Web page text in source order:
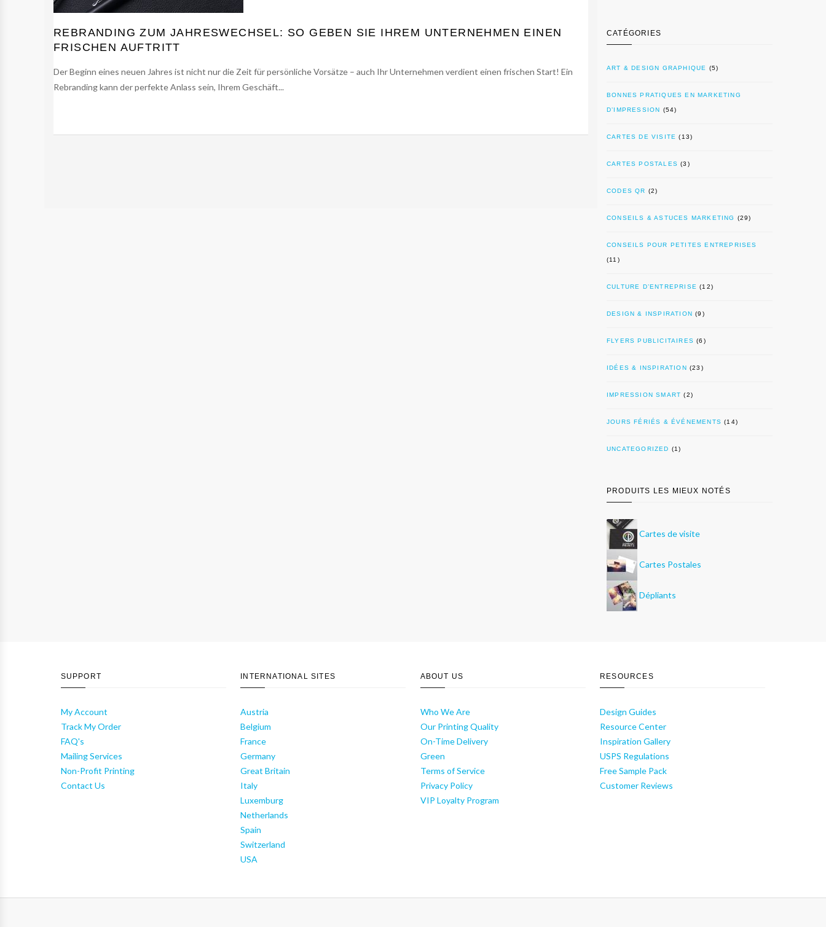
REBRANDING ZUM JAHRESWECHSEL: SO GEBEN SIE IHREM UNTERNEHMEN EINEN
FRISCHEN AUFTRITT
Der Beginn eines neuen Jahres ist nicht nur die Zeit für persönliche Vorsätze – auch Ihr Unternehmen verdient einen frischen Start! Ein
Rebranding kann der perfekte Anlass sein, Ihrem Geschäft...
CATÉGORIES
ART & DESIGN GRAPHIQUE (5)
BONNES PRATIQUES EN MARKETING
D’IMPRESSION (54)
CARTES DE VISITE (13)
CARTES POSTALES (3)
CODES QR (2)
CONSEILS & ASTUCES MARKETING (29)
CONSEILS POUR PETITES ENTREPRISES
(11)
CULTURE D’ENTREPRISE (12)
DESIGN & INSPIRATION (9)
FLYERS PUBLICITAIRES (6)
IDÉES & INSPIRATION (23)
IMPRESSION SMART (2)
JOURS FÉRIÉS & ÉVÉNEMENTS (14)
UNCATEGORIZED (1)
PRODUITS LES MIEUX NOTÉS
Cartes de visite
Cartes Postales
Dépliants
SUPPORT
My Account
Track My Order
FAQ's
Mailing Services
Non-Profit Printing
Contact Us
INTERNATIONAL SITES
Austria
Belgium
France
Germany
Great Britain
Italy
Luxemburg
Netherlands
Spain
Switzerland
USA
ABOUT US
Who We Are
Our Printing Quality
On-Time Delivery
Green
Terms of Service
Privacy Policy
VIP Loyalty Program
RESOURCES
Design Guides
Resource Center
Inspiration Gallery
USPS Regulations
Free Sample Pack
Customer Reviews